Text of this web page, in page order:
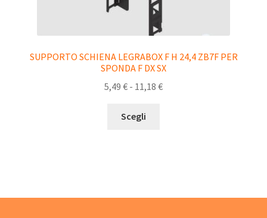
SUPPORTO SCHIENA LEGRABOX F H 24,4 ZB7F PER
SPONDA F DX SX
5,49 € - 11,18 €
Scegli